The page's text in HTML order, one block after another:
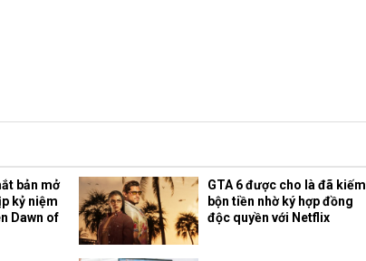
bản mở
kỷ niệm
Dawn of
GTA 6 được cho là đã kiếm
bộn tiền nhờ ký hợp đồng
độc quyền với Netflix